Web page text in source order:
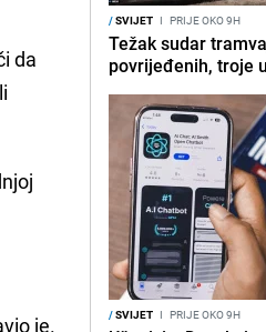
da
je.
/SVIJET I PRIJE OKO 9H
Težak sudar
povrijeđenih, troje
/SVIJET I PRIJE OKO 9H